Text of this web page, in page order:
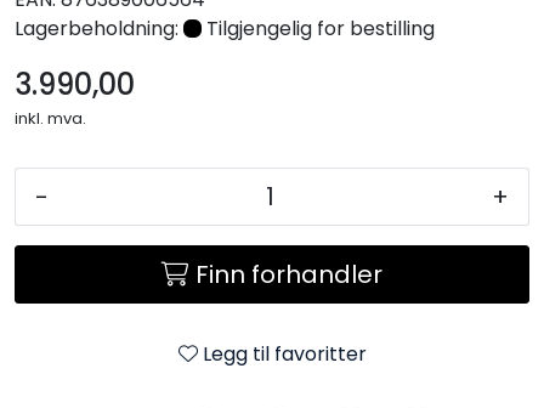
Lagerbeholdning:
Tilgjengelig for bestilling
3.990,00
inkl. mva.
- +
Finn forhandler
Legg til favoritter